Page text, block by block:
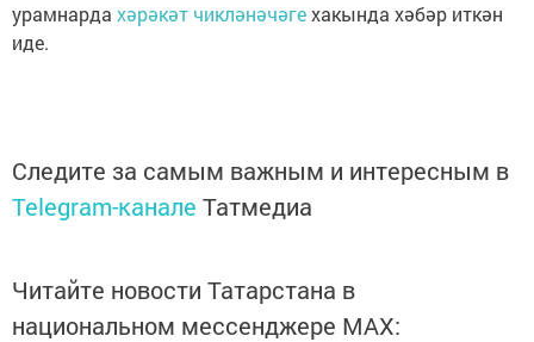
урамнарда хәрәкәт чикләнәчәгехакында хәбәр иткән
иде.
Следите за самым важным и интересным в
Telegram-канале Татмедиа
Читайте новости Татарстана в
национальном мессенджере MАХ: